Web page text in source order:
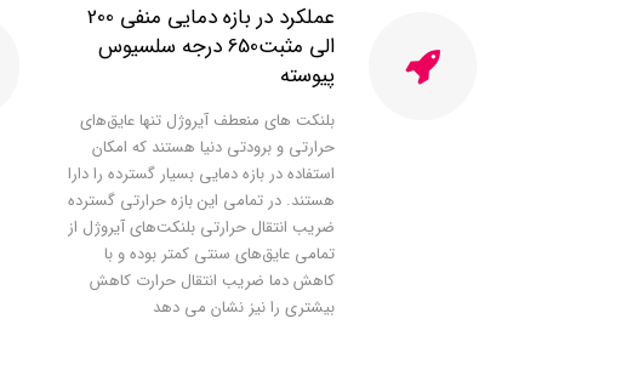
ﻋﻤﻠﮑﺮد در ﺑﺎزه دﻣﺎﯾﯽ ﻣﻨﻔﯽ 200
اﻟﯽ ﻣﺜﺒﺖ650 درﺟﻪ ﺳﻠﺴﯿﻮس
ﭘﯿﻮﺳﺘﻪ
ﺑﻠﻨﮑﺖ ﻫﺎی ﻣﻨﻌﻄﻒ آﯾﺮوژل ﺗﻨﻬﺎ ﻋﺎﯾﻖﻫای
ﺣﺮارﺗﯽ و ﺑﺮودﺗﯽ دﻧﯿﺎ ﻫﺴﺘﻨﺪ ﮐﻪ اﻣﮑﺎن
اﺳﺘﻔﺎده در ﺑﺎزه دﻣﺎﯾﯽ ﺑﺴﯿﺎر ﮔﺴﺘﺮده را دارا
ﻫﺴﺘﻨﺪ. در ﺗﻤﺎﻣﯽ اﯾﻦ ﺑﺎزه ﺣﺮارﺗﯽ ﮔﺴﺘﺮده
ﺿﺮﯾﺐ اﻧﺘﻘﺎل ﺣﺮارﺗﯽ ﺑﻠﻨﮑﺖﻫﺎی آﯾﺮوژل از
ﺗﻤﺎﻣﯽ ﻋﺎﯾﻖﻫﺎی ﺳﻨﺘﯽ ﮐﻤﺘﺮ ﺑﻮده و ﺑﺎ
ﮐﺎﻫﺶ دﻣﺎ ﺿﺮﯾﺐ اﻧﺘﻘﺎل ﺣﺮارت ﮐﺎﻫﺶ
ﺑﯿﺸﺘﺮی را ﻧﯿﺰ ﻧﺸﺎن ﻣﯽ دﻫﺪ